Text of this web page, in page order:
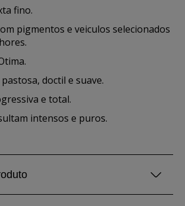
fino.
pigmentos e veiculos selecionados
doctil e suave.
e total.
intensos e puros.